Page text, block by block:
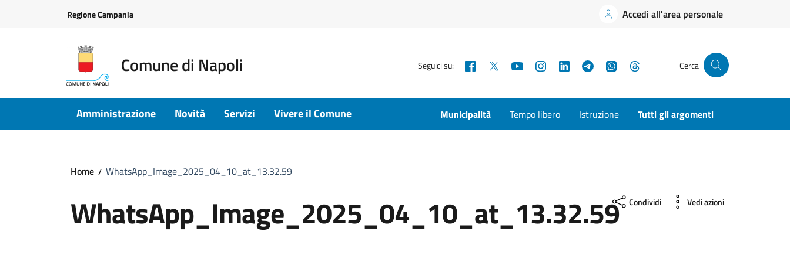
Regione Campania Accedi all'area personale
Comune di Napoli Seguici su: Facebook YouTubeInstagramLinkedInTelegramWhatsApp Cerca
Amministrazione Novità Servizi Vivere il Comune Municipalità Tempo libero Istruzione Tutti gli argomenti
Home WhatsApp_Image_2025_04_10_at_13.32.59
WhatsApp_Image_2025_04_10_at_13.32.59 Condividi Vedi azioni